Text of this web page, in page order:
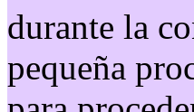
durante la
pequeña